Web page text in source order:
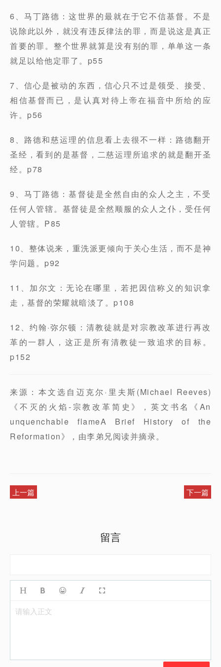
6、马丁路德：这世界的最就在于它不信基督。不是
说除此以外，就没有违反律法的罪，而是说这是真正
首要的罪。整个世界就算是没有别的罪，单单这一条
就足以给他定罪了。p55
7、信心是被动的东西，信心只不过是领受、接受、
相信基督而已，是认真对待上帝在福音中所给的应
许。p56
8、路德和慈运理的信息看上去很不一样：路德翻开
圣经，看到的是基督，二慈运理所追求的就是翻开圣
经。p78
9、马丁路德：基督徒是全然自由的众人之主，不受
任何人管辖。基督徒是全然顺服的众人之仆，受任何
人管辖。P85
10、整体说来，重洗派更倾向于关心生活，而不是神
学问题。p92
11、加尔文：无论在哪里，若把因信称义的知识拿
走，基督的荣耀就暗淡了。p108
12、约翰·弥尔顿：清教徒就是对宗教改革进行再改
革的一群人，这正是所有清教徒一致追求的目标。
p152
来源：本文选自迈克尔·里夫斯(Michael Reeves)
《不灭的火焰-宗教改革简史》，英文书名《An
unquenchable flameA Brief History of the
Reformation》，由李弟兄阅读并摘录。
上一篇 下一篇
留言
请输入正文